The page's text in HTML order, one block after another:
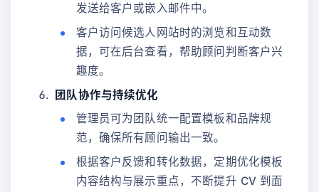
发送给客户或嵌入邮件中。
客户访问候选人网站时的浏览和互动数
据，可在后台查看，帮助顾问判断客户兴
趣度。
团队协作与持续优化
管理员可为团队统一配置模板和品牌规
范，确保所有顾问输出一致。
根据客户反馈和转化数据，定期优化模板
内容结构与展示重点，不断提升 CV 到面